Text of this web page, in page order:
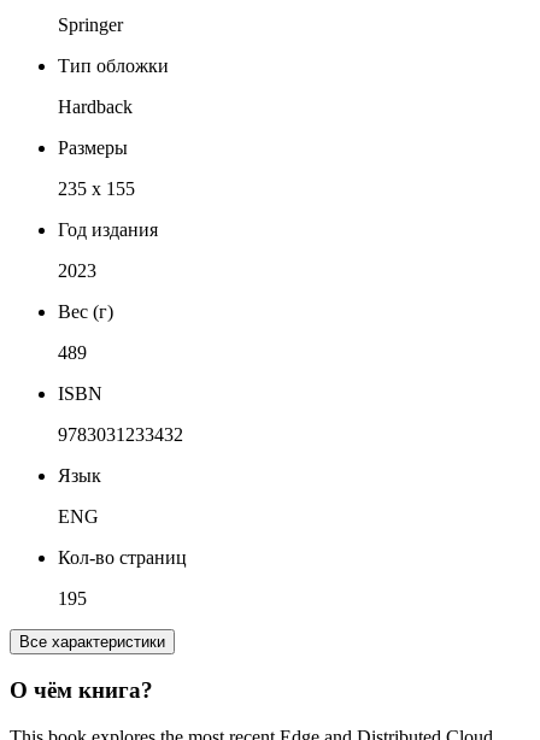
Springer
Тип обложки
Hardback
Размеры
235 x 155
Год издания
2023
Вес (г)
489
ISBN
9783031233432
Язык
ENG
Кол-во страниц
195
Все характеристики
О чём книга?